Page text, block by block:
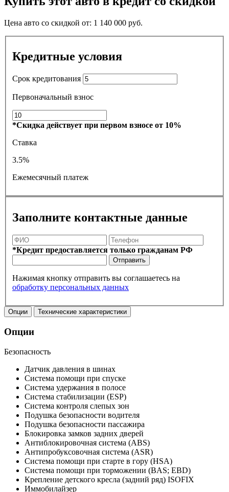
Цена авто со скидкой от: 1 140 000 руб.
Кредитные условия
Срок кредитования
Первоначальный взнос
*Скидка действует при первом взносе от 10%
Ставка
3.5%
Ежемесячный платеж
Заполните контактные данные
*Кредит предоставляется только гражданам РФ
Отправить
Нажимая кнопку отправить вы соглашаетесь на
обработку персональных данных
Опции Технические характеристики
Опции
Безопасность
Датчик давления в шинах
Система помощи при спуске
Система удержания в полосе
Система стабилизации (ESP)
Система контроля слепых зон
Подушка безопасности водителя
Подушка безопасности пассажира
Блокировка замков задних дверей
Антиблокировочная система (ABS)
Антипробуксовочная система (ASR)
Система помощи при старте в гору (HSA)
Система помощи при торможении (BAS; EBD)
Крепление детского кресла (задний ряд) ISOFIX
Иммобилайзер